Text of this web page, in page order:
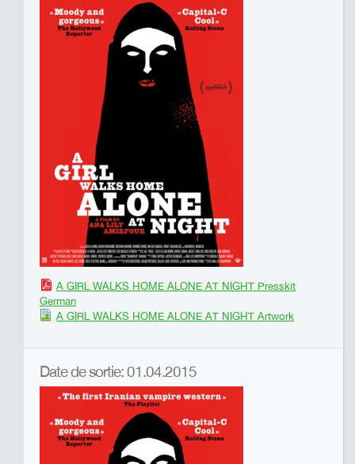
A GIRL WALKS HOME ALONE AT NIGHT Presskit
German
A GIRL WALKS HOME ALONE AT NIGHT Artwork
Date de sortie: 01.04.2015